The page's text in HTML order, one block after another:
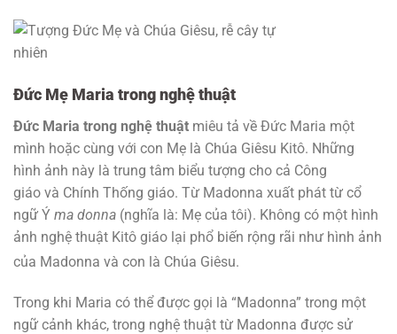
Đức Mẹ Maria trong nghệ thuật
Đức Maria trong nghệ thuật miêu tả về Đức Maria một
mình hoặc cùng với con Mẹ là Chúa Giêsu Kitô. Những
hình ảnh này là trung tâm biểu tượng cho cả Công
giáo và Chính Thống giáo. Từ Madonna xuất phát từ cổ
ngữ Ý ma donna (nghĩa là: Mẹ của tôi). Không có một hình
ảnh nghệ thuật Kitô giáo lại phổ biến rộng rãi như hình ảnh
của Madonna và con là Chúa Giêsu.
Trong khi Maria có thể được gọi là “Madonna” trong một
ngữ cảnh khác, trong nghệ thuật từ Madonna được sử